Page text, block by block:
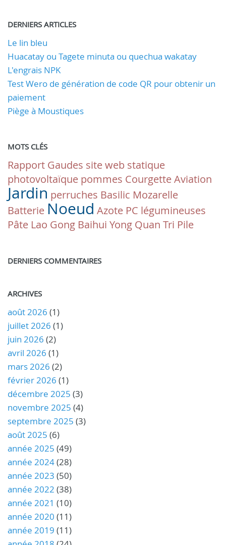
DERNIERS ARTICLES
Le lin bleu
Huacatay ou Tagete minuta ou quechua wakatay
L'engrais NPK
Test Wero de génération de code QR pour obtenir un
paiement
Piège à Moustiques
MOTS CLÉS
Rapport Gaudes site web statique
photovoltaïque pommes CourgetteAviation
Jardin perruches Basilic Mozarelle
Batterie Noeud Azote PC légumineuses
Pâte Lao Gong Baihui Yong Quan Tri Pile
DERNIERS COMMENTAIRES
ARCHIVES
août 2026 (1)
juillet 2026 (1)
juin 2026 (2)
avril 2026 (1)
mars 2026 (2)
février 2026 (1)
décembre 2025 (3)
novembre 2025 (4)
septembre 2025 (3)
août 2025 (6)
année 2025 (49)
année 2024(28)
année 2023 (50)
année 2022 (38)
année 2021 (10)
année 2020 (11)
année 2019 (11)